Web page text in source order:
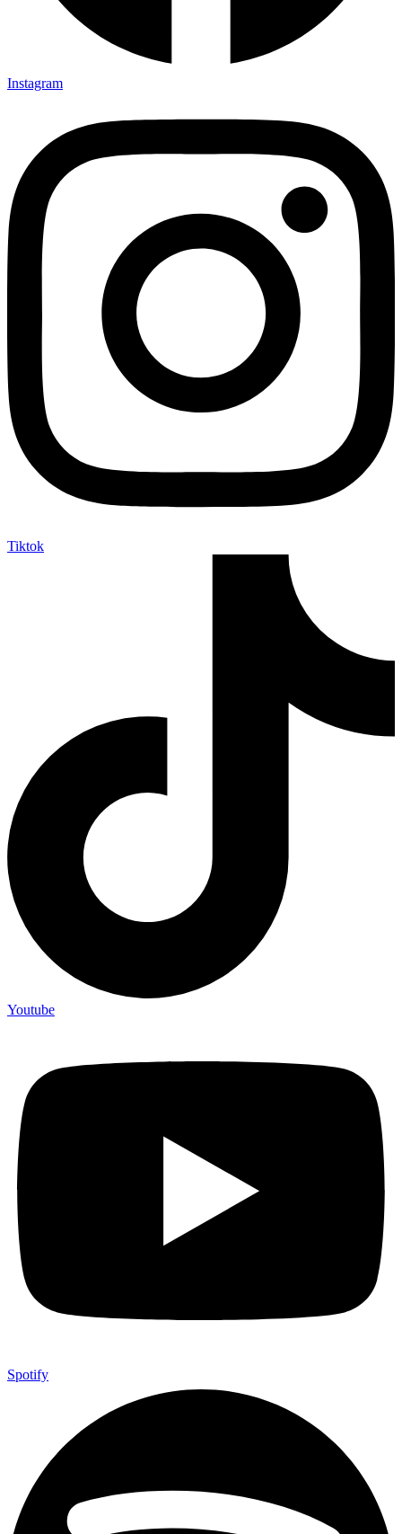
Instagram
Tiktok
Youtube
Spotify